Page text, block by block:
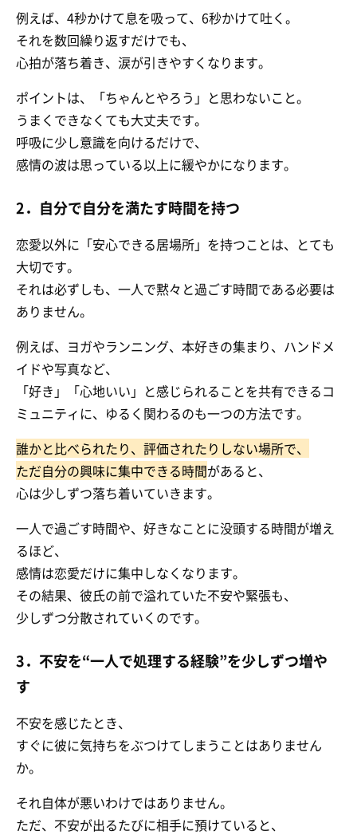
例えば、4秒かけて息を吸って、6秒かけて吐く。
それを数回繰り返すだけでも、
心拍が落ち着き、涙が引きやすくなります。
ポイントは、「ちゃんとやろう」と思わないこと。
うまくできなくても大丈夫です。
呼吸に少し意識を向けるだけで、
感情の波は思っている以上に緩やかになります。
2．自分で自分を満たす時間を持つ
恋愛以外に「安心できる居場所」を持つことは、とても
大切です。
それは必ずしも、一人で黙々と過ごす時間である必要は
ありません。
例えば、ヨガやランニング、本好きの集まり、ハンドメ
イドや写真など、
「好き」「心地いい」と感じられることを共有できるコ
ミュニティに、ゆるく関わるのも一つの方法です。
誰かと比べられたり、評価されたりしない場所で、
ただ自分の興味に集中できる時間があると、
心は少しずつ落ち着いていきます。
一人で過ごす時間や、好きなことに没頭する時間が増え
るほど、
感情は恋愛だけに集中しなくなります。
その結果、彼氏の前で溢れていた不安や緊張も、
少しずつ分散されていくのです。
3．不安を“一人で処理する経験”を少しずつ増や
す
不安を感じたとき、
すぐに彼に気持ちをぶつけてしまうことはありません
か。
それ自体が悪いわけではありません。
ただ、不安が出るたびに相手に預けていると、